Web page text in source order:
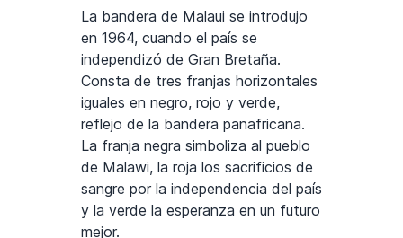
La bandera de Malaui se introdujo
en 1964, cuando el país se
independizó de Gran Bretaña.
Consta de tres franjas horizontales
iguales en negro, rojo y verde,
reflejo de la bandera panafricana.
La franja negra simboliza al pueblo
de Malawi, la roja los sacrificios de
sangre por la independencia del país
y la verde la esperanza en un futuro
mejor.